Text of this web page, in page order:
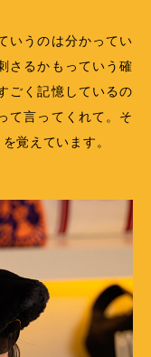
いうのは分かってい
さるかもっていう確
ごく記憶しているの
て言ってくれて。そ
覚えています。